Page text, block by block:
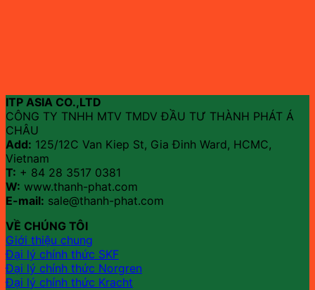
ITP ASIA CO.,LTD
CÔNG TY TNHH MTV TMDV ĐẦU TƯ THÀNH PHÁT Á
CHÂU
Add: 125/12C Van Kiep St, Gia Đinh Ward, HCMC,
Vietnam
T: + 84 28 3517 0381
W: www.thanh-phat.com
E-mail: sale@thanh-phat.com
VỀ CHÚNG TÔI
Giới thiệu chung
Đại lý chính thức SKF
Đại lý chính thức Norgren
Đại lý chính thức Kracht